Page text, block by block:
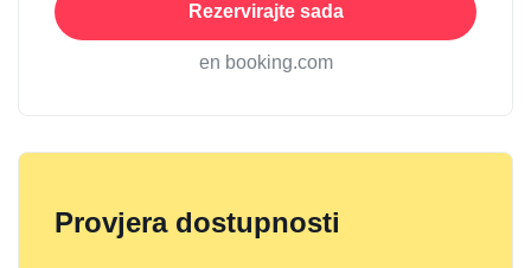
Rezervirajte sada
en booking.com
Provjera dostupnosti